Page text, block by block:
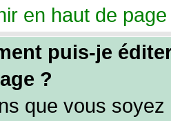
en haut de page
puis-je
?
que vous